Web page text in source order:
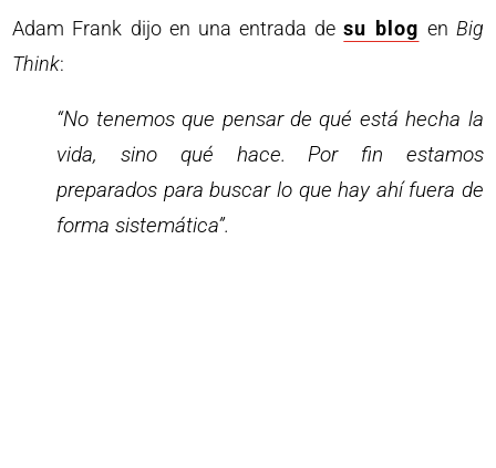
Adam Frank dijo en una entrada desu blog en Big
Think:
“No tenemos que pensar de qué está hecha la
vida, sino qué hace. Por fin estamos
preparados para buscar lo que hay ahí fuera de
forma sistemática”.